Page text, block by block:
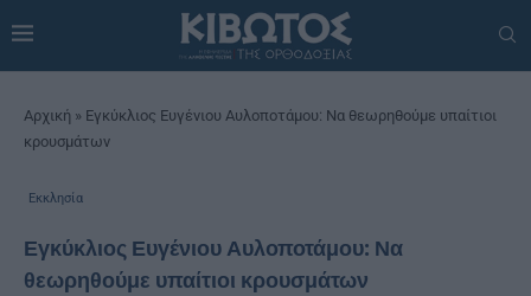
Αρχική » Εγκύκλιος Ευγένιου Αυλοποτάμου: Να θεωρηθούμε υπαίτιοι
κρουσμάτων
Εκκλησία
Εγκύκλιος Ευγένιου Αυλοποτάμου: Να
θεωρηθούμε υπαίτιοι κρουσμάτων